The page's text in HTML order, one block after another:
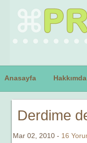
Anasayfa Hakkımda
Derdime
Mar 02, 2010 - 16